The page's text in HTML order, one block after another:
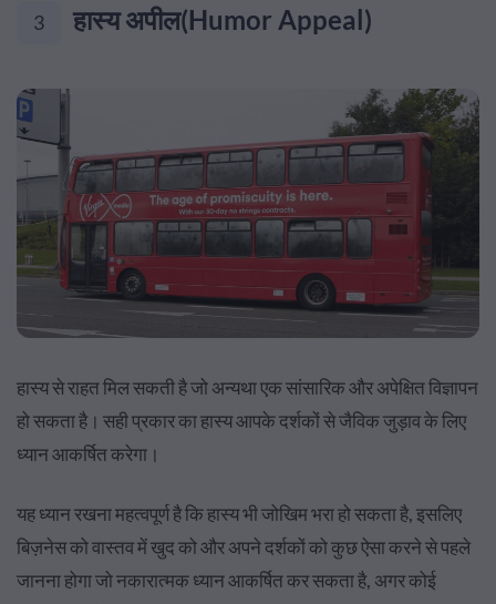
3 हास्य अपील(Humor Appeal)
हास्य से राहत मिल सकती है जो अन्यथा एक सांसारिक और अपेक्षित विज्ञापन
हो सकता है। सही प्रकार का हास्य आपके दर्शकों से जैविक जुड़ाव के लिए
ध्यान आकर्षित करेगा।
यह ध्यान रखना महत्वपूर्ण है कि हास्य भी जोखिम भरा हो सकता है, इसलिए
बिज़नेस को वास्तव में खुद को और अपने दर्शकों को कुछ ऐसा करने से पहले
जानना होगा जो नकारात्मक ध्यान आकर्षित कर सकता है, अगर कोई